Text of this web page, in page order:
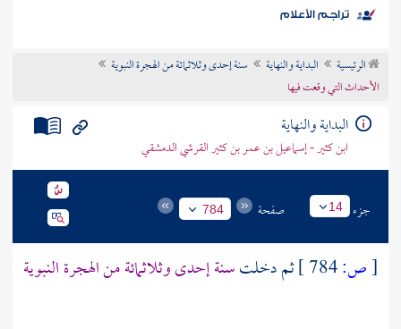
موضوعي
تراجم الأعلام
الرئيسية البداية والنهاية
سنة إحدى وثلاثمائة من الهجرة النبوية
الأحداث التي وقعت فيها
البداية والنهاية
ابن كثير - إسماعيل بن عمر بن كثير القرشي الدمشقي
جزء 14 صفحة 784
[ص: ثم دخلتسنة إحدى وثلاثمائة من الهجرة النبوية